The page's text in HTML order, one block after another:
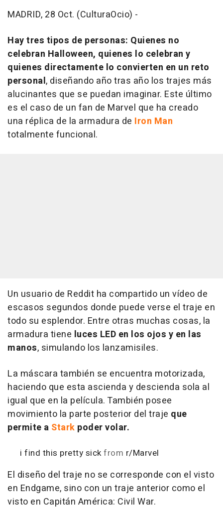
MADRID, 28 Oct. (CulturaOcio) -
Hay tres tipos de personas: Quienes no
celebran Halloween, quienes lo celebran y
quienes directamente lo convierten en un reto
personal, diseñando año tras año los trajes más
alucinantes que se puedan imaginar. Este último
es el caso de un fan de Marvel que ha creado
una réplica de la armadura de Iron Man
totalmente funcional.
Un usuario de Reddit ha compartido un vídeo de
escasos segundos donde puede verse el traje en
todo su esplendor. Entre otras muchas cosas, la
armadura tiene luces LED en los ojos y en las
manos, simulando los lanzamisiles.
La máscara también se encuentra motorizada,
haciendo que esta ascienda y descienda sola al
igual que en la película. También posee
movimiento la parte posterior del traje que
permite a Stark poder volar.
i find this pretty sickfrom r/Marvel
El diseño del traje no se corresponde con el visto
en Endgame, sino con un traje anterior como el
visto en Capitán América: Civil War.